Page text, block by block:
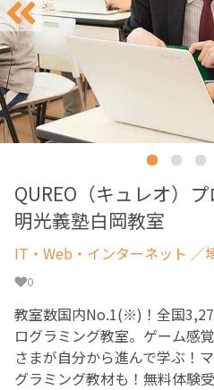
QUREO（キュレオ）
明光義塾白岡教室
IT・Web・インターネット ／
0
教室数国内No.1(※)！全国
ログラミング教室。ゲーム感
さまが自分から進んで学ぶ！
グラミング教材も！無料体験